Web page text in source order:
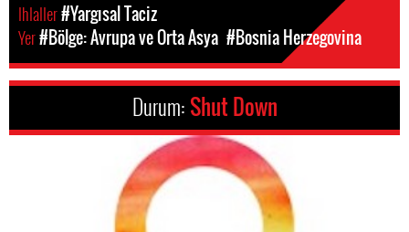
Ihlaller#Yargısal Taciz
Yer#Bölge: Avrupa ve Orta Asya #Bosnia Herzegovina
Durum: Shut Down